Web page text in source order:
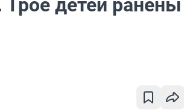
детей ранены